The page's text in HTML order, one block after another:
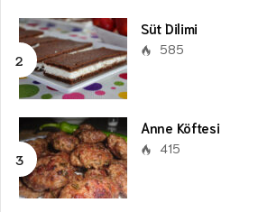
Süt Dilimi
585
Anne Köftesi
415